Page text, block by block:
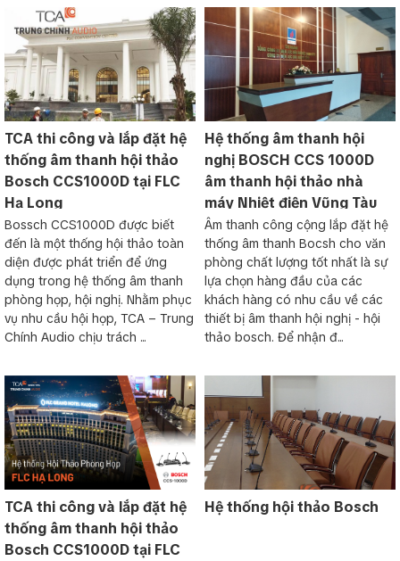
TCA thi công và lắp đặt hệ
thống âm thanh hội thảo
Bosch CCS1000D tại FLC
Hạ Long
Bossch CCS1000D được biết
đến là một thống hội thảo toàn
diện được phát triển để ứng
dụng trong hệ thống âm thanh
phòng họp, hội nghị. Nhằm phục
vụ nhu cầu hội họp, TCA – Trung
Chính Audio chịu trách ...
Hệ thống âm thanh hội
nghị BOSCH CCS 1000D
âm thanh hội thảo nhà
máy Nhiệt điện Vũng Tàu
Âm thanh công cộng lắp đặt hệ
thống âm thanh Bocsh cho văn
phòng chất lượng tốt nhất là sự
lựa chọn hàng đầu của các
khách hàng có nhu cầu về các
thiết bị âm thanh hội nghị - hội
thảo bosch. Để nhận đ...
TCA thi công và lắp đặt hệ
thống âm thanh hội thảo
Bosch CCS1000D tại FLC
Hệ thống hội thảo Bosch